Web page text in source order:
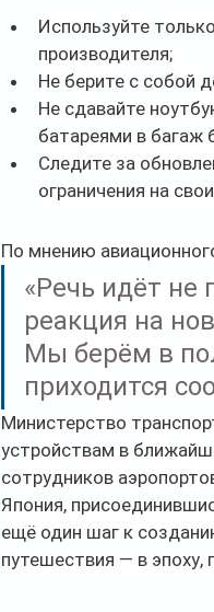
Используйте
производителя;
Не берите с собой
Не сдавайте
батареями в багаж
Следите за
ограничения на
По мнению
«Речь идёт не
реакция на
Мы берём в
приходится
Министерство
устройствам в
сотрудников
Япония,
ещё один шаг к
путешествия — в